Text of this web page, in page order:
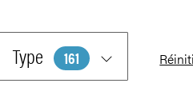
Type 161